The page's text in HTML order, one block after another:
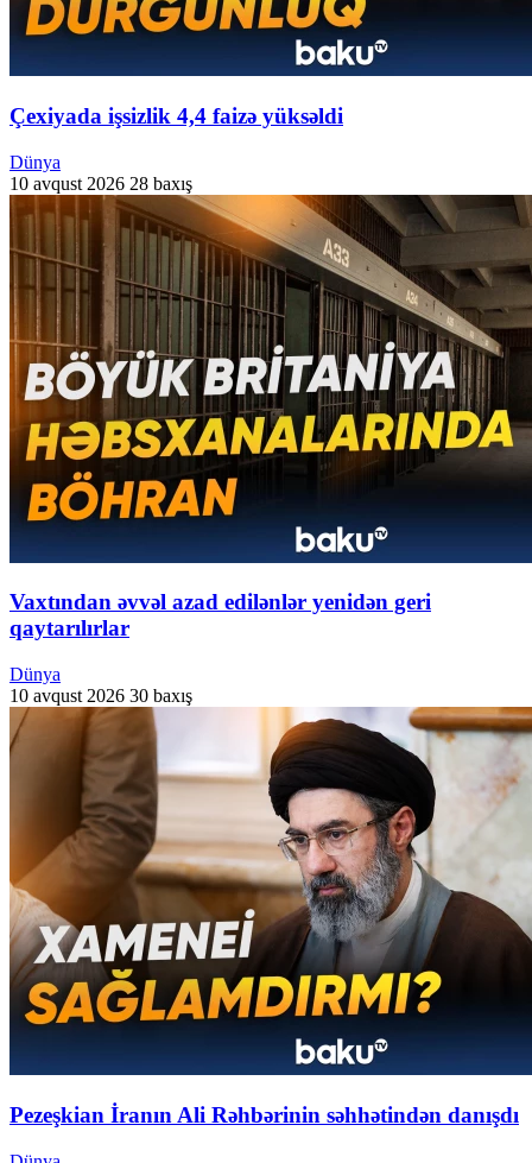
Çexiyada işsizlik 4,4 faizə yüksəldi
Dünya
10 avqust 2026 28 baxış
Vaxtından əvvəl azad edilənlər yenidən geri
qaytarılırlar
Dünya
10 avqust 2026 30 baxış
Pezeşkian İranın Ali Rəhbərinin səhhətindən danışdı